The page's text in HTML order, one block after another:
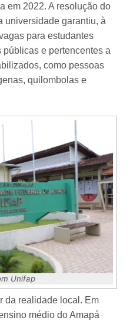
em 2022. A resolução do
universidade garantiu, à
para estudantes
e pertencentes a
como pessoas
quilombolas e
Unifap
da realidade local. Em
médio do Amapá